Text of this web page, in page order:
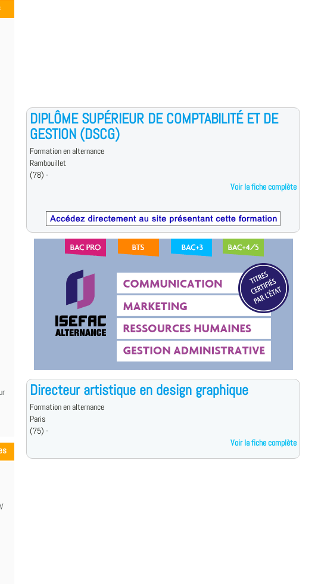
DIPLÔME SUPÉRIEUR DE COMPTABILITÉ ET DE
GESTION (DSCG)
Formation en alternance
Rambouillet
(78) -
Voir la fiche complète
Directeur artistique en design graphique
Formation en alternance
Paris
(75) -
Voir la fiche complète